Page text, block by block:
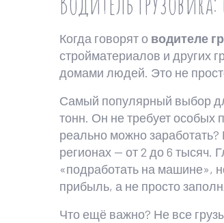
Когда говорят о водителе
стройматериалов и других
домами людей. Это не
Самый популярный выбор
тонн. Он не требует особых
реально можно
регионах — от 2 до 6 тысяч.
«подработать на машине»,
прибыль, а не просто
Что ещё важно? Не все